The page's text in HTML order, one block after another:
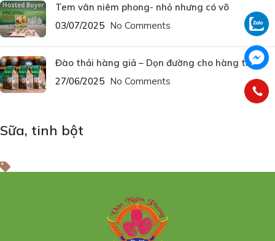
Tem vân niêm phong- nhỏ nhưng có võ
03/07/2025 No Comments
Đào thải hàng giả – Dọn đường cho hàng thật
27/06/2025 No Comments
Sữa, tinh bột